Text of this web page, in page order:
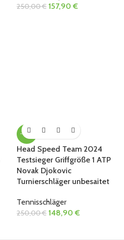
250,00€ 157,90€
-40%
Head Speed Team 2024
Testsieger Griffgröße 1 ATP
Novak Djokovic
Turnierschläger unbesaitet
Tennisschläger
250,00€ 148,90€